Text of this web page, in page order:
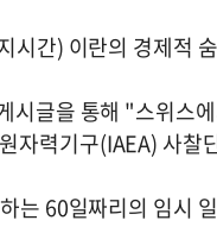
간) 이란의 경제적
시글을 통해 "스위스
자력기구(IAEA) 사찰
는 60일짜리의 임시